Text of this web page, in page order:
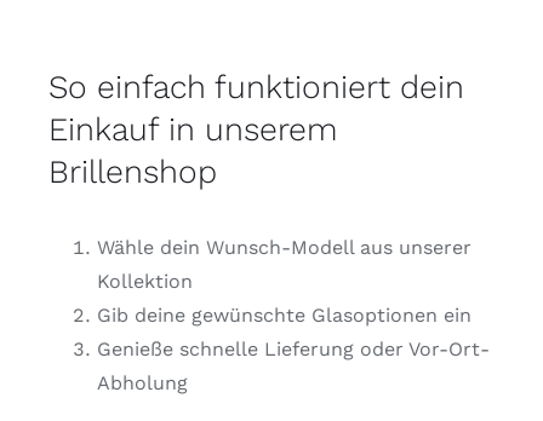
So einfach funktioniert dein
Einkauf in unserem
Brillenshop
Wähle dein Wunsch-Modell aus unserer
Kollektion
Gib deine gewünschte Glasoptionen ein
Genieße schnelle Lieferung oder Vor-Ort-
Abholung